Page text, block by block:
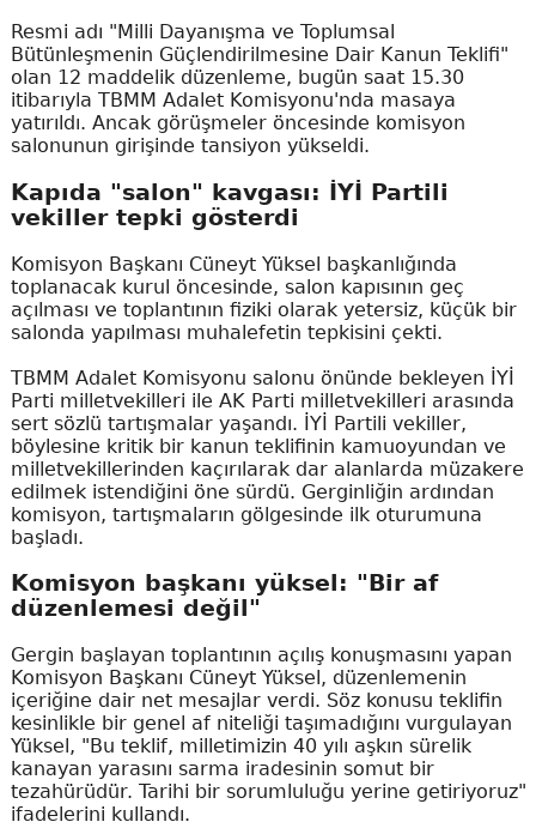
Resmi adı "Milli Dayanışma ve Toplumsal
Bütünleşmenin Güçlendirilmesine Dair Kanun Teklifi"
olan 12 maddelik düzenleme, bugün saat 15.30
itibarıyla TBMM Adalet Komisyonu'nda masaya
yatırıldı. Ancak görüşmeler öncesinde komisyon
salonunun girişinde tansiyon yükseldi.
Kapıda "salon" kavgası: İYİ Partili
vekiller tepki gösterdi
Komisyon Başkanı Cüneyt Yüksel başkanlığında
toplanacak kurul öncesinde, salon kapısının geç
açılması ve toplantının fiziki olarak yetersiz, küçük bir
salonda yapılması muhalefetin tepkisini çekti.
TBMM Adalet Komisyonu salonu önünde bekleyen İYİ
Parti milletvekilleri ile AK Parti milletvekilleri arasında
sert sözlü tartışmalar yaşandı. İYİ Partili vekiller,
böylesine kritik bir kanun teklifinin kamuoyundan ve
milletvekillerinden kaçırılarak dar alanlarda müzakere
edilmek istendiğini öne sürdü. Gerginliğin ardından
komisyon, tartışmaların gölgesinde ilk oturumuna
başladı.
Komisyon başkanı yüksel: "Bir af
düzenlemesi değil"
Gergin başlayan toplantının açılış konuşmasını yapan
Komisyon Başkanı Cüneyt Yüksel, düzenlemenin
içeriğine dair net mesajlar verdi. Söz konusu teklifin
kesinlikle bir genel af niteliği taşımadığını vurgulayan
Yüksel, "Bu teklif, milletimizin 40 yılı aşkın sürelik
kanayan yarasını sarma iradesinin somut bir
tezahürüdür. Tarihi bir sorumluluğu yerine getiriyoruz"
ifadelerini kullandı.